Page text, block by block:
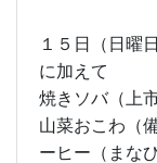
１５日（日曜
に加えて
焼きソバ（上
山菜おこわ（
ーヒー（まな